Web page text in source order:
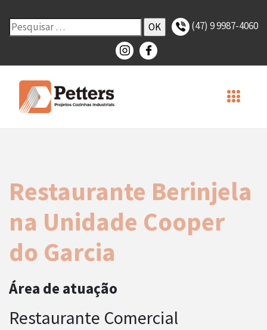
(47) 9 9987-4060
Restaurante Berinjela
na Unidade Cooper
do Garcia
Área de atuação
Restaurante Comercial